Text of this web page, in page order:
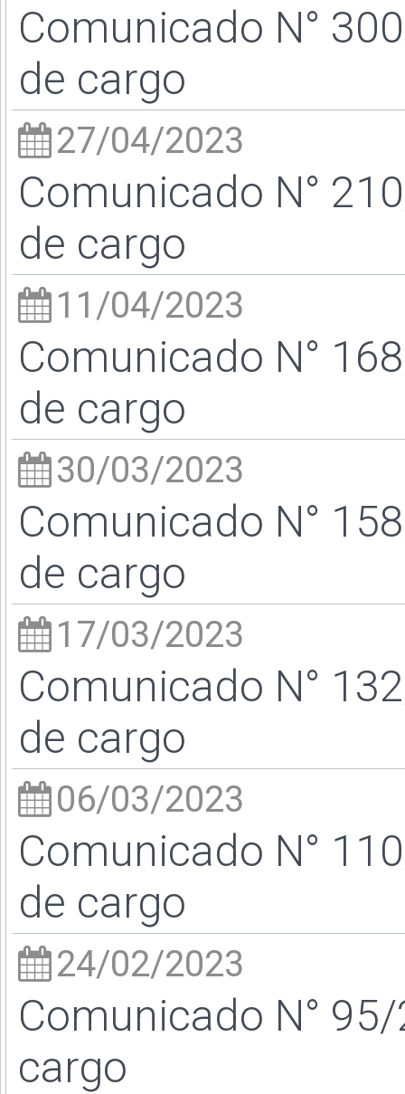
Comunicado N°
de cargo
27/04/2023
Comunicado N°
de cargo
11/04/2023
Comunicado N°
de cargo
30/03/2023
Comunicado N°
de cargo
17/03/2023
Comunicado N°
de cargo
06/03/2023
Comunicado N°
de cargo
24/02/2023
Comunicado N°
cargo